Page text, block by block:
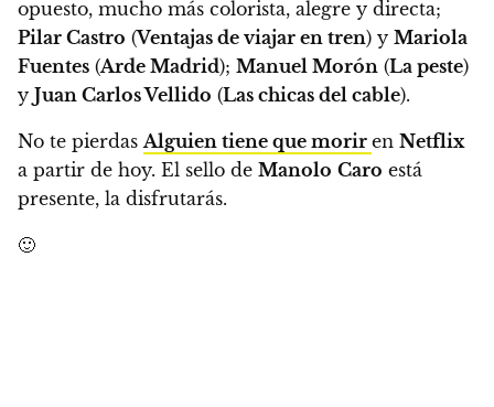
opuesto, mucho más colorista, alegre y directa;
Pilar Castro (Ventajas de viajar en tren) y Mariola
Fuentes (Arde Madrid); Manuel Morón (La peste)
y Juan Carlos Vellido (Las chicas del cable).
No te pierdas Alguien tiene que morir en Netflix
a partir de hoy. El sello de Manolo Caro está
presente, la disfrutarás.
🙂